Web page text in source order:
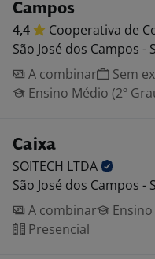
Campos
4,4 Cooperativa de
São José dos Campos -
A combinar
Sem
Ensino Médio (2º
Caixa
SOITECH LTDA
São José dos Campos -
A combinar
Presencial